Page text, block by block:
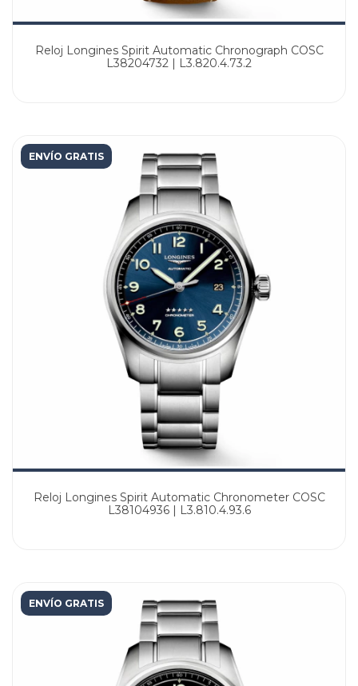
Reloj Longines Spirit Automatic Chronograph COSC
L38204732 | L3.820.4.73.2
ENVÍO GRATIS
Reloj Longines Spirit Automatic Chronometer COSC
L38104936 | L3.810.4.93.6
ENVÍO GRATIS